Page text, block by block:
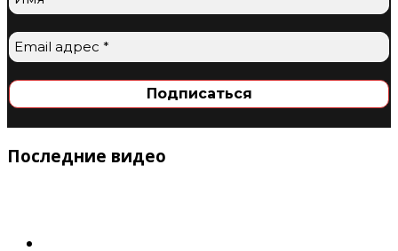
Последние видео